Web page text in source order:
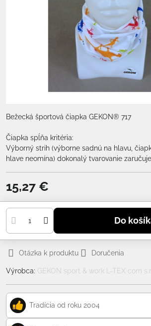
Bežecká športová čiapka GEKON® 717
Čiapka spĺňa kritéria:
Výborný strih (výborne sadnú na hlavu,
hlave neomína) dokonalý tvarovanie
15,27 €
Do
Otázka k produktu Doručenia
Výrobca: GEKON sport & work L-TEX com
Tradícia od roku 2004